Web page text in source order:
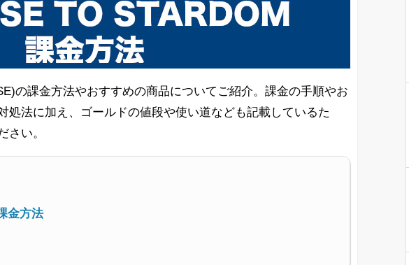
の課金方法やおすすめの商品についてご紹介。課金の手順やお
処法に加え、ゴールドの値段や使い道なども記載しているた
さい。
金方法